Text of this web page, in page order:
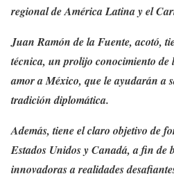
regional de América Latina y el
Juan Ramón de la Fuente, acotó,
técnica, un prolijo conocimiento
amor a México, que le ayudarán a
tradición diplomática.
Además, tiene el claro objetivo de
Estados Unidos y Canadá, a fin de
innovadoras a realidades